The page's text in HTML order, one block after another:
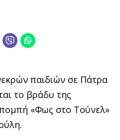
παιδιών σε Πάτρα
το βράδυ της
«Φως στο Τούνελ»